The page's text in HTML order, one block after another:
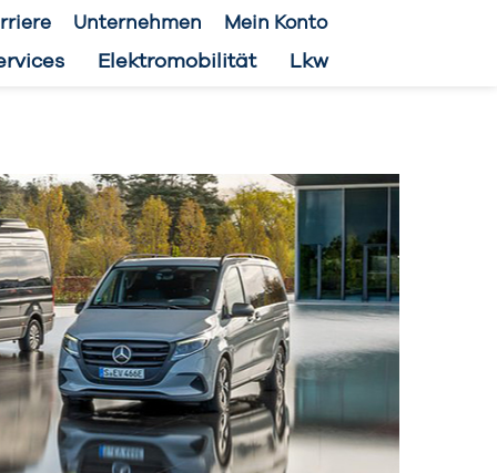
Unternehmen Mein Konto
Elektromobilität Lkw